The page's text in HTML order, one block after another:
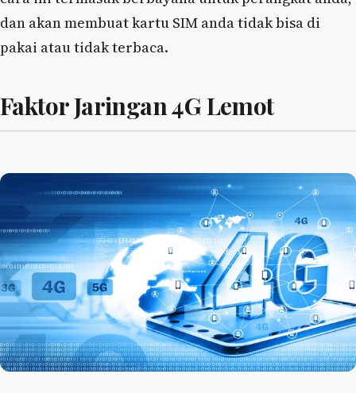
dan akan membuat kartu SIM anda tidak bisa di
pakai atau tidak terbaca.
Faktor Jaringan 4G Lemot